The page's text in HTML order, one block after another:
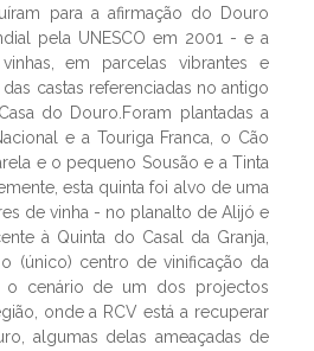
para a afirmação do Douro
pela UNESCO em 2001 - e a
em parcelas vibrantes e
castas referenciadas no antigo
do Douro.Foram plantadas a
e a Touriga Franca, o Cão
e o pequeno Sousão e a Tinta
esta quinta foi alvo de uma
de vinha - no planalto de Alijó e
à Quinta do Casal da Granja,
(único) centro de vinificação da
o cenário de um dos projectos
onde a RCV está a recuperar
algumas delas ameaçadas de